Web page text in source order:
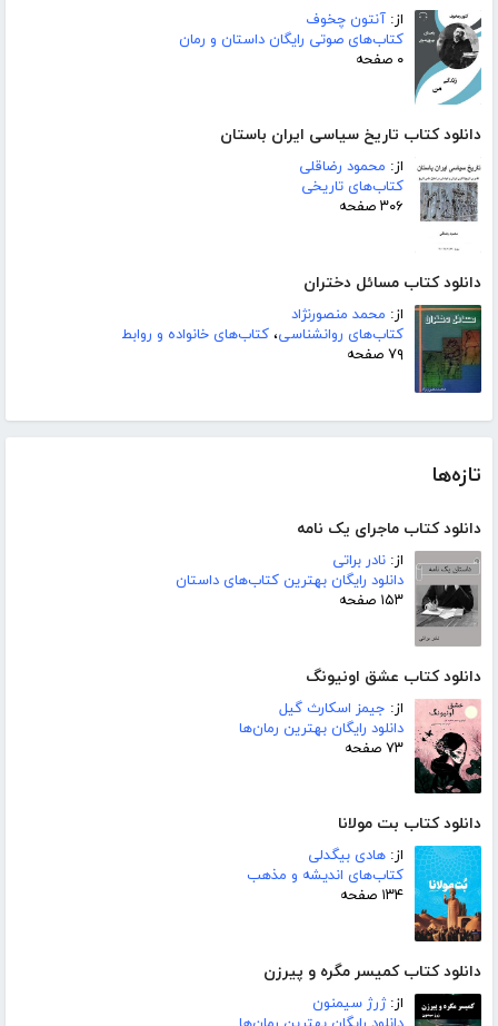
از: آنتون چخوف
کتاب‌های صوتی رایگان داستان و رمان
۰ صفحه
دانلود کتاب تاریخ سیاسی ایران باستان
از: محمود رضاقلی
کتاب‌های تاریخی
۳۰۶ صفحه
دانلود کتاب مسائل دختران
از: محمد منصورنژاد
کتاب‌های روانشناسی، کتاب‌های خانواده و روابط
۷۹ صفحه
تازه‌ها
دانلود کتاب ماجرای یک نامه
از: نادر براتی
دانلود رایگان بهترین کتاب‌های داستان
۱۵۳ صفحه
دانلود کتاب عشق اونیونگ
از: جیمز اسکارث گیل
دانلود رایگان بهترین رمان‌ها
۷۳ صفحه
دانلود کتاب بت مولانا
از: هادی بیگدلی
کتاب‌های اندیشه و مذهب
۱۳۴ صفحه
دانلود کتاب کمیسر مگره و پیرزن
از:ژرژ سیمنون